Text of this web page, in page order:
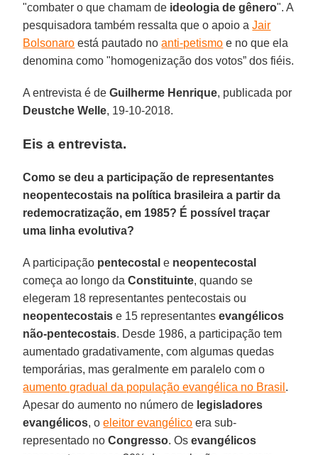
"combater o que chamam de ideologia de gênero". A
pesquisadora também ressalta que o apoio aJair
Bolsonaro está pautado noanti-petismo e no que ela
denomina como "homogenização dos votos” dos fiéis.
A entrevista é deGuilherme Henrique, publicada por
Deustche Welle, 19-10-2018.
Eis a entrevista.
Como se deu a participação de representantes
neopentecostais na política brasileira a partir da
redemocratização, em 1985? É possível traçar
uma linha evolutiva?
A participação pentecostal e neopentecostal
começa ao longo daConstituinte, quando se
elegeram 18 representantes pentecostais ou
neopentecostais e 15 representantes evangélicos
não-pentecostais. Desde 1986, a participação tem
aumentado gradativamente, com algumas quedas
temporárias, mas geralmente em paralelo com o
aumento gradual da população evangélica no Brasil .
Apesar do aumento no número de legisladores
evangélicos, oeleitor evangélico era sub-
representado noCongresso. Osevangélicos